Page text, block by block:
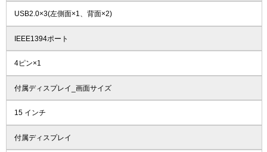
USB2.0×3(左側面×1、背面×2)
IEEE1394ポート
4ピン×1
付属ディスプレイ_画面サイズ
15 インチ
付属ディスプレイ